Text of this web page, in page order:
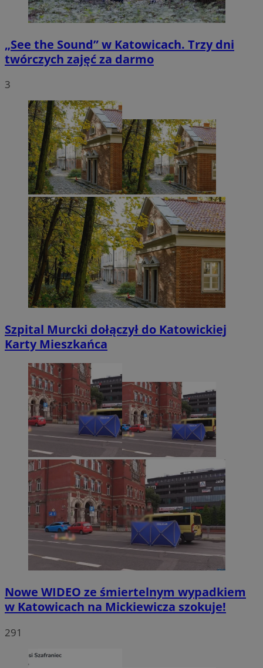
„See the Sound” w Katowicach. Trzy dni
twórczych zajęć za darmo
3
Szpital Murcki dołączył do Katowickiej
Karty Mieszkańca
Nowe WIDEO ze śmiertelnym wypadkiem
w Katowicach na Mickiewicza szokuje!
291